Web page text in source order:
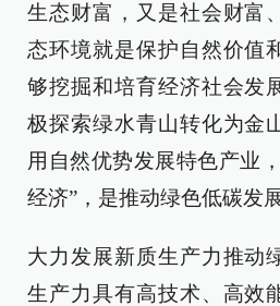
生态财富，又是社会财富
态环境就是保护自然价值
够挖掘和培育经济社会发
极探索绿水青山转化为金
用自然优势发展特色产业
经济”，是推动绿色低碳发
大力发展新质生产力推动
生产力具有高技术、高效